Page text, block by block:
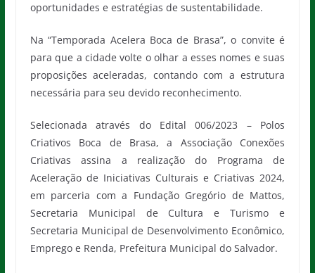
oportunidades e estratégias de sustentabilidade.
Na “Temporada Acelera Boca de Brasa”, o convite é
para que a cidade volte o olhar a esses nomes e suas
proposições aceleradas, contando com a estrutura
necessária para seu devido reconhecimento.
Selecionada através do Edital 006/2023 – Polos
Criativos Boca de Brasa, a Associação Conexões
Criativas assina a realização do Programa de
Aceleração de Iniciativas Culturais e Criativas 2024,
em parceria com a Fundação Gregório de Mattos,
Secretaria Municipal de Cultura e Turismo e
Secretaria Municipal de Desenvolvimento Econômico,
Emprego e Renda, Prefeitura Municipal do Salvador.